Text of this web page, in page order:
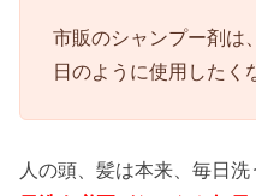
市販のシャンプー剤は
日のように使用したく
人の頭、髪は本来、毎日